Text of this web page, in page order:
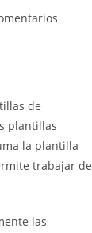
de
plantillas
la plantilla
trabajar de
las